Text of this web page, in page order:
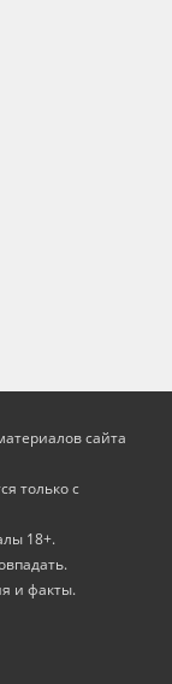
сайта
только с
18+.
и факты.